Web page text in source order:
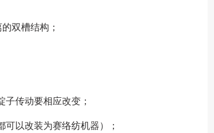
双槽结构；
传动要相应改变；
以改装为赛络纺机器）；